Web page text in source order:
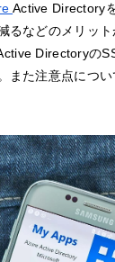
Active Directory
るなどのメリッ
Directoryの
また注意点につ